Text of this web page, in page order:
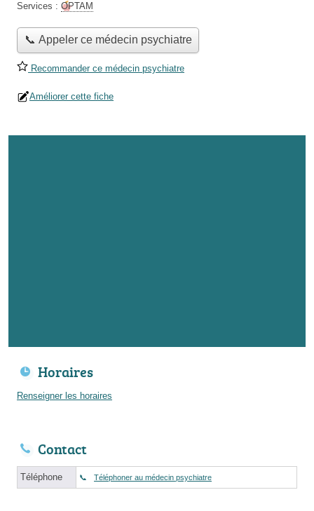
Services : OPTAM
📞 Appeler ce médecin psychiatre
Recommander ce médecin psychiatre
Améliorer cette fiche
Horaires
Renseigner les horaires
Contact
Téléphone Téléphoner au médecin psychiatre